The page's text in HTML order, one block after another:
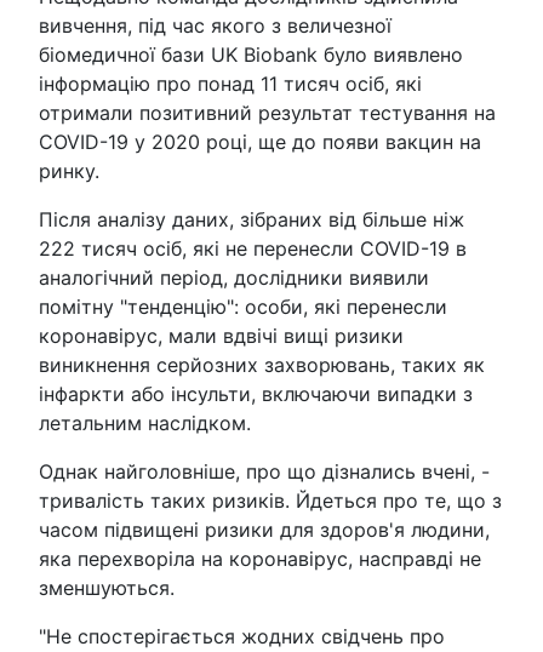
вивчення, під час якого з величезної
біомедичної бази UK Biobank було виявлено
інформацію про понад 11 тисяч осіб, які
отримали позитивний результат тестування на
COVID-19 у 2020 році, ще до появи вакцин на
ринку.
Після аналізу даних, зібраних від більше ніж
222 тисяч осіб, які не перенесли COVID-19 в
аналогічний період, дослідники виявили
помітну "тенденцію": особи, які перенесли
коронавірус, мали вдвічі вищі ризики
виникнення серйозних захворювань, таких як
інфаркти або інсульти, включаючи випадки з
летальним наслідком.
Однак найголовніше, про що дізнались вчені, -
тривалість таких ризиків. Йдеться про те, що з
часом підвищені ризики для здоров'я людини,
яка перехворіла на коронавірус, насправді не
зменшуються.
"Не спостерігається жодних свідчень про